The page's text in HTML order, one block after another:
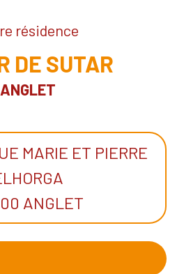
résidence
DE SUTAR
ANGLET
MARIE ET PIERRE
ANGLET